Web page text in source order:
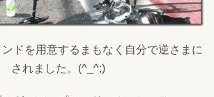
ドを用意するまもなく自分で逆さまに
されました。(^_^;)